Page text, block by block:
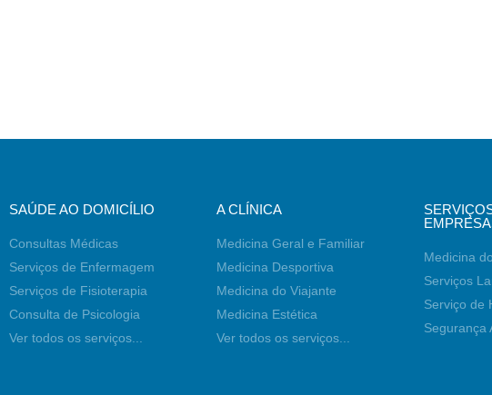
SAÚDE AO DOMICÍLIO
Consultas Médicas
Serviços de Enfermagem
Serviços de Fisioterapia
Consulta de Psicologia
Ver todos os serviços...
A CLÍNICA
Medicina Geral e Familiar
Medicina Desportiva
Medicina do Viajante
Medicina Estética
Ver todos os serviços...
Medicina
Serviços
Serviço de
Segurança